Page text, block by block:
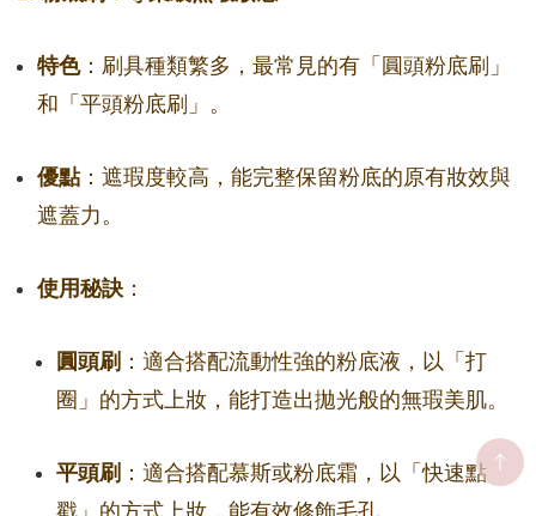
特色：刷具種類繁多，最常見的有「圓頭粉底刷」
和「平頭粉底刷」。
優點：遮瑕度較高，能完整保留粉底的原有妝效與
遮蓋力。
使用秘訣 ：
圓頭刷 ：適合搭配流動性強的粉底液，以「打
圈」的方式上妝，能打造出拋光般的無瑕美肌。
平頭刷 ：適合搭配慕斯或粉底霜，以「快速點